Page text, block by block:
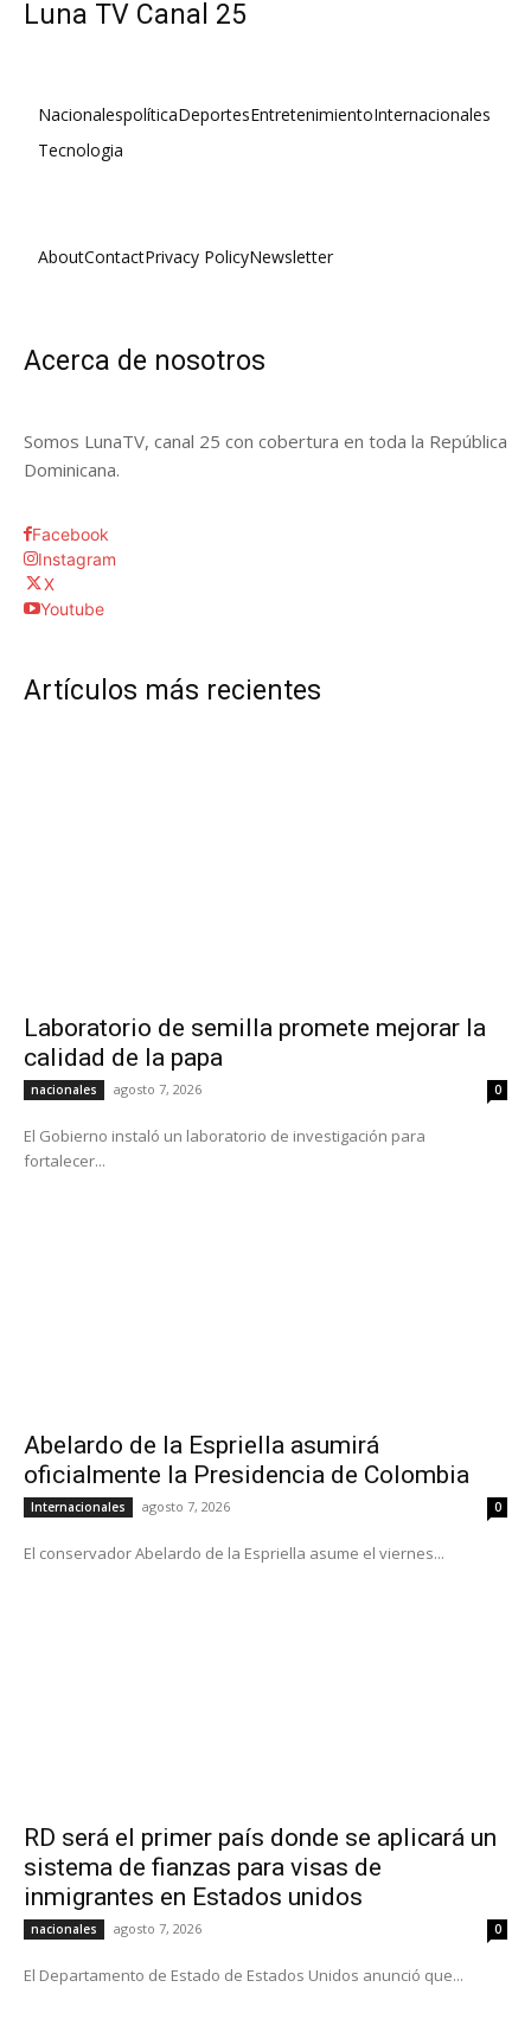
Luna TV Canal 25
NacionalespolíticaDeportesEntretenimientoInternacionales
Tecnologia
AboutContactPrivacy PolicyNewsletter
Acerca de nosotros
Somos LunaTV, canal 25 con cobertura en toda la República
Dominicana.
Facebook
Instagram
X
Youtube
Artículos más recientes
Laboratorio de semilla promete mejorar la
calidad de la papa
nacionales agosto 7, 2026 0
El Gobierno instaló un laboratorio de investigación para
fortalecer...
Abelardo de la Espriella asumirá
oficialmente la Presidencia de Colombia
Internacionales agosto 7, 2026 0
El conservador Abelardo de la Espriella asume el viernes...
RD será el primer país donde se aplicará un
sistema de fianzas para visas de
inmigrantes en Estados unidos
nacionales agosto 7, 2026 0
El Departamento de Estado de Estados Unidos anunció que...